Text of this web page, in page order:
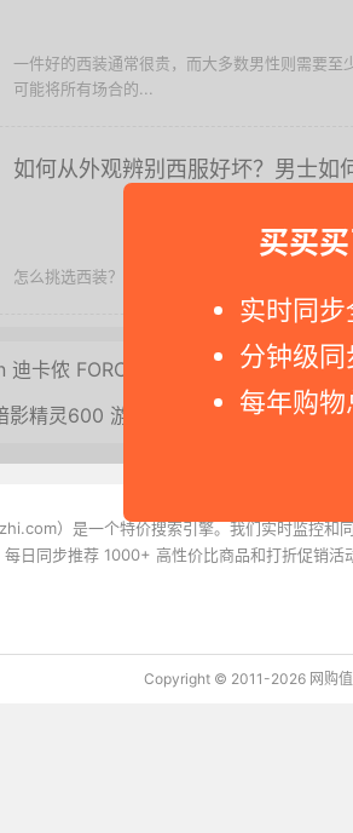
买买
实时同
分钟级
每年购
一件好的西装通常很贵，而大多数男性则需要
可能将所有场合的...
如何从外观辨别西服好坏？男士如
怎么挑选西装？ - 最全的男士西装购买指南，教
迪卡侬 FORCLAZ1 户外羽绒服试穿体验
影精灵600 游戏鼠标开箱体验
）是一个特价搜索引擎。我们实时监控和
日同步推荐 1000+ 高性价比商品和打折促销
Copyright © 2011-2026 网购